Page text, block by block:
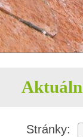
Stránky: